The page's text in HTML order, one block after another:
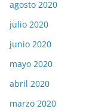
agosto 2020
julio 2020
junio 2020
mayo 2020
abril 2020
marzo 2020